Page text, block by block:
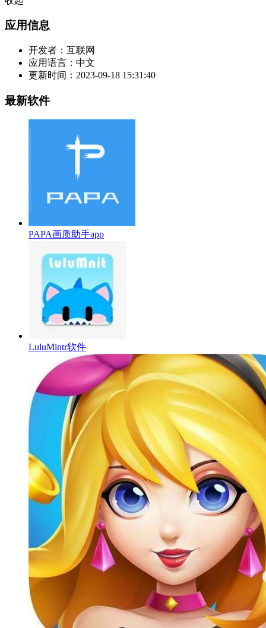
应用信息
开发者： 互联网
应用语言： 中文
更新时间： 2023-09-18 15:31:40
最新软件
PAPA画质助手app
LuluMintr软件